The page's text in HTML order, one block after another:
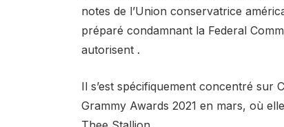
notes de l’Union conservatrice
préparé condamnant la Federal
autorisent .
Il s’est spécifiquement concentré sur
Grammy Awards 2021 en mars, où